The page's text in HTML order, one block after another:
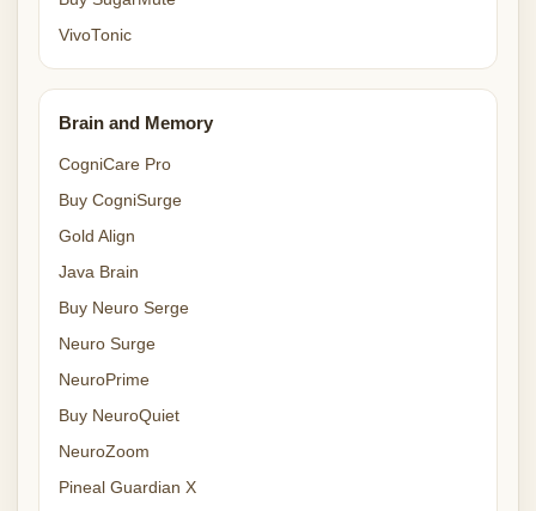
VivoTonic
Brain and Memory
CogniCare Pro
Buy CogniSurge
Gold Align
Java Brain
Buy Neuro Serge
Neuro Surge
NeuroPrime
Buy NeuroQuiet
NeuroZoom
Pineal Guardian X